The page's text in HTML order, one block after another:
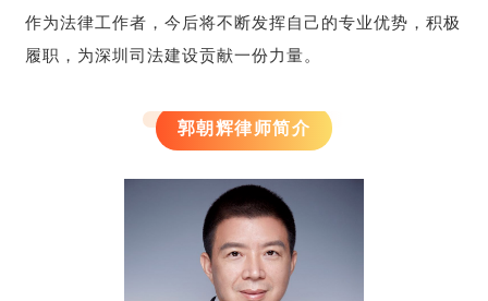
作为法律工作者， 今后将不断发挥自己的专业优势，积极
履职，为深圳司法建设贡献一份力量。
郭朝辉律师简介